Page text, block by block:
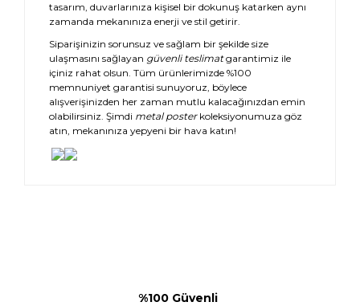
tasarım, duvarlarınıza kişisel bir dokunuş katarken aynı
zamanda mekanınıza enerji ve stil getirir.
Siparişinizin sorunsuz ve sağlam bir şekilde size
ulaşmasını sağlayan güvenli teslimatgarantimiz ile
içiniz rahat olsun. Tüm ürünlerimizde %100
memnuniyet garantisi sunuyoruz, böylece
alışverişinizden her zaman mutlu kalacağınızdan emin
olabilirsiniz. Şimdi metal posterkoleksiyonumuza göz
atın, mekanınıza yepyeni bir hava katın!
%100 Güvenli